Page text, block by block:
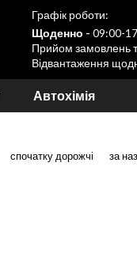
Графік роботи:
Щоденно -09:00-
Прийом замовлень
Відвантаження
Автохімія
спочатку дорожчі за